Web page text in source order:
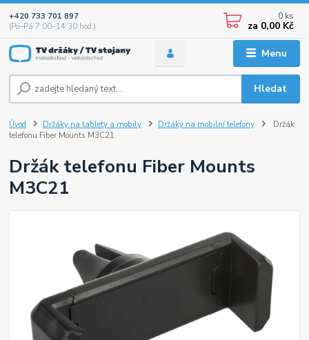
Menu
Hledat
+420 733 701 897
(Po–Pá 7:00–14:30 hod.)
0 ks
za 0,00 Kč
Úvod Držáky na tablety a mobily Držáky na mobilní telefony
Držák
telefonu Fiber Mounts M3C21
Držák telefonu Fiber Mounts
M3C21